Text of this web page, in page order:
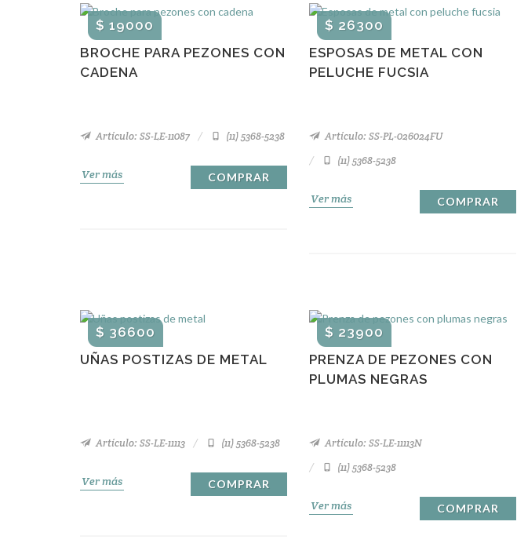
BROCHE PARA PEZONES CON
CADENA
$ 19000
Artículo: SS-LE-11087 (11) 5368-5238
Ver más COMPRAR
ESPOSAS DE METAL CON
PELUCHE FUCSIA
$ 26300
Artículo: SS-PL-026024FU
(11) 5368-5238
Ver más COMPRAR
UÑAS POSTIZAS DE METAL
$ 36600
Artículo: SS-LE-11113 (11) 5368-5238
Ver más COMPRAR
PRENZA DE PEZONES CON
PLUMAS NEGRAS
$ 23900
Artículo: SS-LE-11113N
(11) 5368-5238
Ver más COMPRAR